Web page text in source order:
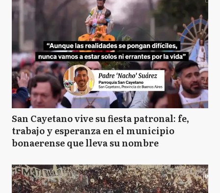
San Cayetano vive su fiesta patronal: fe,
trabajo y esperanza en el municipio
bonaerense que lleva su nombre